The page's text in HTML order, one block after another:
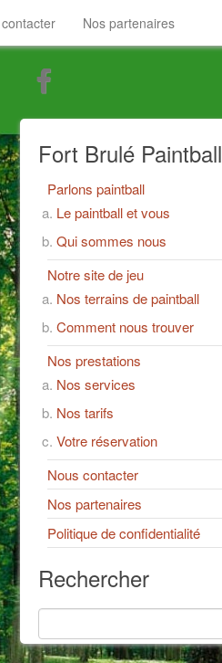
Nos partenaires
Fort Brulé Paintball
Parlons paintball
Le paintball et vous
Qui sommes nous
Notre site de jeu
Nos terrains de paintball
Comment nous trouver
Nos prestations
Nos services
Nos tarifs
Votre réservation
Nous contacter
Nos partenaires
Politique de confidentialité
Rechercher